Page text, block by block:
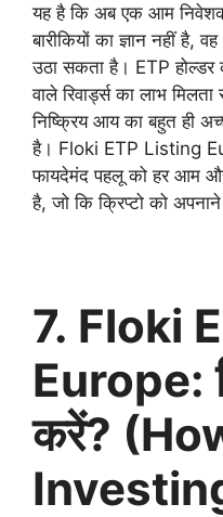
यह है कि अब एक आम
बारीकियों का ज्ञान नहीं है,
उठा सकता है। ETP
वाले रिवार्ड्स का लाभ
निष्क्रिय आय का बहुत ही
है। Floki ETP Listing
फायदेमंद पहलू को हर आम
है, जो कि क्रिप्टो को
7. Floki
Europe:
करें?